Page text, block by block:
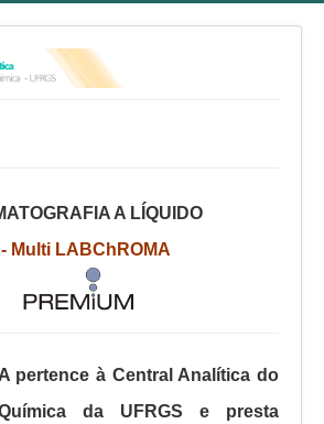
A LÍQUIDO
Multi LABChROMA
pertence à Central Analítica do
da UFRGS e presta